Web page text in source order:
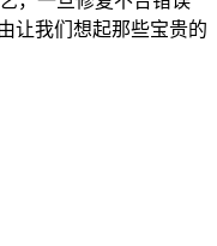
让我们想起那些宝贵的